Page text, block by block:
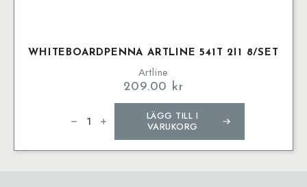
WHITEBOARDPENNA ARTLINE 541T 2I1 8/SET
Artline
209.00 kr
Whiteboardpenna
Artline
541T
mängd
LÄGG TILL I
VARUKORG